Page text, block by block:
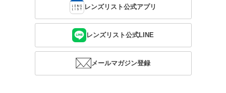
レンズリスト公式アプリ
レンズリスト公式LINE
メールマガジン登録